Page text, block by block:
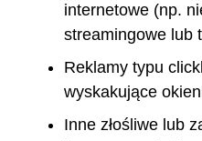
internetowe (np.
streamingowe lub
Reklamy typu
wyskakujące
Inne złośliwe lub